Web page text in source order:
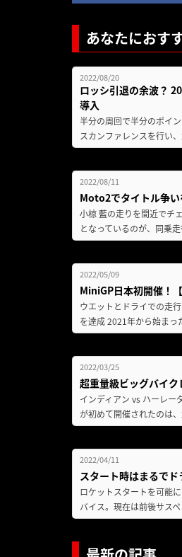
あなたにおす
2022/08/20
ロッシ引退の余波？
導入
半分の周回で半分のポイ
スカンファレンスを行い
2022/08/11
Moto2でタイトル争い
小椋 藍の走りを間近でチ
となっているのが、同乗
2022/05/09
MiniGP日本初開催！
ウエットとドライでの走
を達成 2021年から始ま
2022/03/25
超重量級ビッグバイク
インディアン vs ハーレー
が初めて開催されたのは
2022/04/11
スタート時はまるで
ロケットスタートを可能
バイス。現在は前後サス